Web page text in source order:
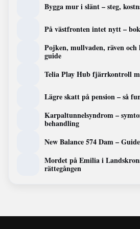
Bygga mur i slänt – steg,
På västfronten intet nytt –
Pojken, mullvaden, räven och
guide
Telia Play Hub fjärrkontroll
Lägre skatt på pension – så
Karpaltunnelsyndrom –
behandling
New Balance 574 Dam –
Mordet på Emilia i
rättegången